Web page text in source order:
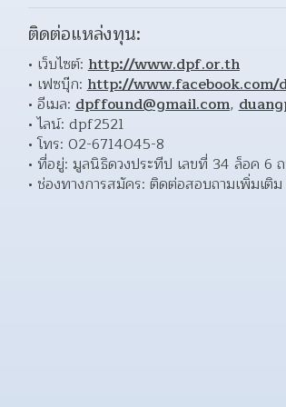
ติดต่อแหล่งทุน:
เว็บไซต์: http://www.dpf.or.th
เฟซบุ๊ก: http://www.facebook.com/
อีเมล: dpffound@gmail.com,
ไลน์: dpf2521
โทร: 02-6714045-8
ที่อยู่: มูลนิธิดวงประทีป เลขที่ 34 ล็อค 6
ช่องทางการสมัคร: ติดต่อสอบถามเพิ่มเ